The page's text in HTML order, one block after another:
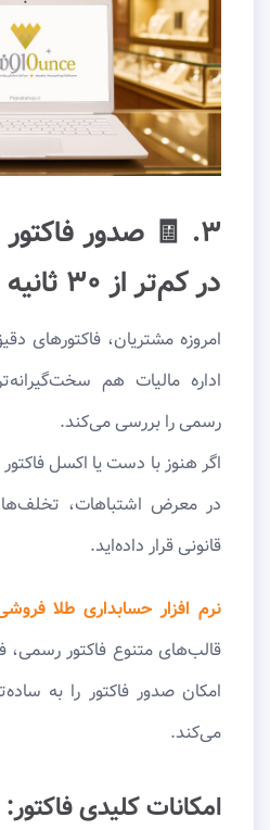
۳. 🧾 صدور
در کم‌تر از ۳۰ ثانیه
امروزه مشتریان، فاکتورهای
اداره مالیات هم
رسمی را بررسی می‌کند.
اگر هنوز با دست یا اکسل
در معرض اشتباهات،
قانونی قرار داده‌اید.
نرم افزار حسابداری طلا
قالب‌های متنوع فاکتور
امکان صدور فاکتور را به
می‌کند.
امکانات کلیدی فاکتور: